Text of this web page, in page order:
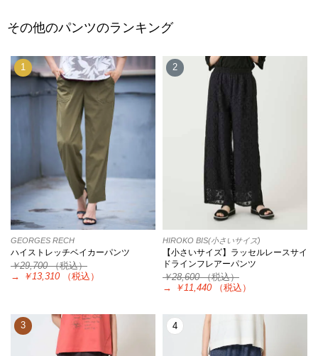
その他のパンツのランキング
1
GEORGES RECH
ハイストレッチベイカーパンツ
￥29,700（税込）
→
￥13,310 （税込）
2
HIROKO BIS(小さいサイズ)
【小さいサイズ】ラッセルレースサイ
ドラインフレアーパンツ
￥28,600（税込）
→
￥11,440 （税込）
3 4